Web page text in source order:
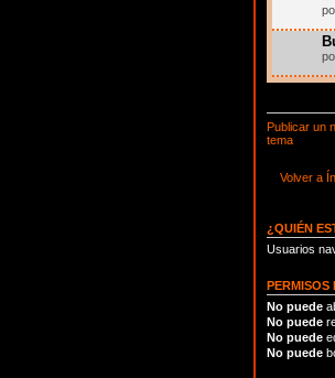
Publicar un
tema
Volver a
¿QUIÉN
Usuarios
PERMISOS
No puede
No puede
No puede
No puede